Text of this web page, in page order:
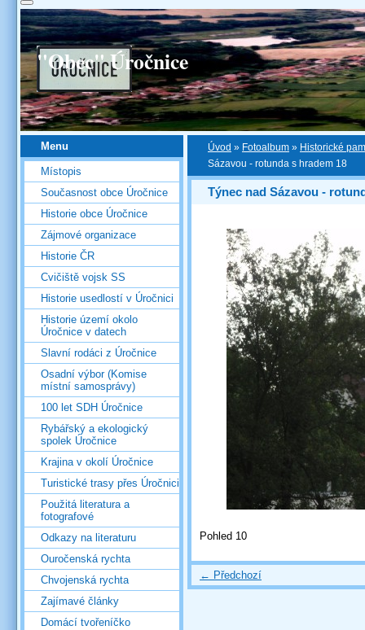
"Obec" Úročnice
Úvod » Fotoalbum » Historické
Sázavou - rotunda s hradem 18
Týnec nad Sázavou -
Pohled 10
← Předchozí
Menu
Místopis
Současnost obce Úročnice
Historie obce Úročnice
Zájmové organizace
Historie ČR
Cvičiště vojsk SS
Historie usedlostí v Úročnici
Historie území okolo
Úročnice v datech
Slavní rodáci z Úročnice
Osadní výbor (Komise
místní samosprávy)
100 let SDH Úročnice
Rybářský a ekologický
spolek Úročnice
Krajina v okolí Úročnice
Turistické trasy přes Úročnici
Použitá literatura a
fotografové
Odkazy na literaturu
Ouročenská rychta
Chvojenská rychta
Zajímavé články
Domácí tvořeníčko